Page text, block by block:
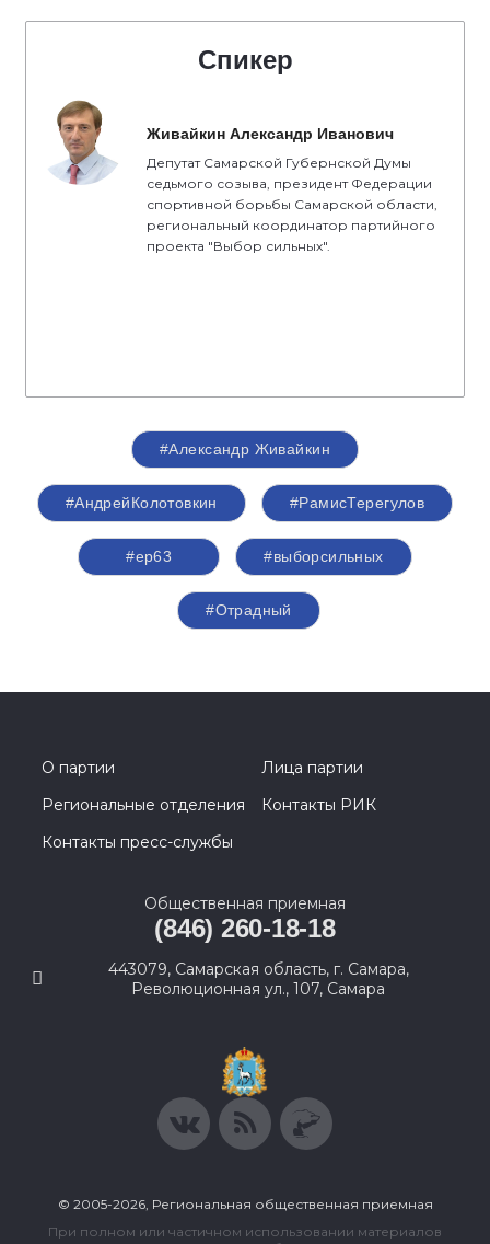
Спикер
Живайкин Александр Иванович
Депутат Самарской Губернской Думы
седьмого созыва, президент Федерации
спортивной борьбы Самарской области,
региональный координатор партийного
проекта "Выбор сильных".
#Александр Живайкин
#АндрейКолотовкин #РамисТерегулов
#ер63 #выборсильных
#Отрадный
О партии
Лица партии
Региональные отделения
Контакты РИК
Контакты пресс-службы
Общественная приемная
(846) 260-18-18
443079, Самарская область, г. Самара,
Революционная ул., 107, Самара
© 2005-2026, Региональная общественная приемная
При полном или частичном использовании материалов